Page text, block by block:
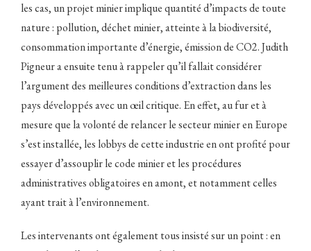
les cas, un projet minier implique quantité d’impacts de toute
nature : pollution, déchet minier, atteinte à la biodiversité,
consommation importante d’énergie, émission de CO2. Judith
Pigneur a ensuite tenu à rappeler qu’il fallait considérer
l’argument des meilleures conditions d’extraction dans les
pays développés avec un œil critique. En effet, au fur et à
mesure que la volonté de relancer le secteur minier en Europe
s’est installée, les lobbys de cette industrie en ont profité pour
essayer d’assouplir le code minier et les procédures
administratives obligatoires en amont, et notamment celles
ayant trait à l’environnement.
Les intervenants ont également tous insisté sur un point : en